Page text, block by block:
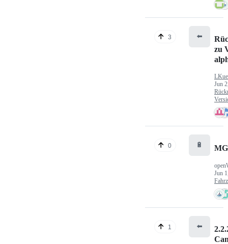
3 ⬅️
zu
Jun
0 🔋
Jun
1 ⬅️